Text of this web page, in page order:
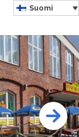
Suomi